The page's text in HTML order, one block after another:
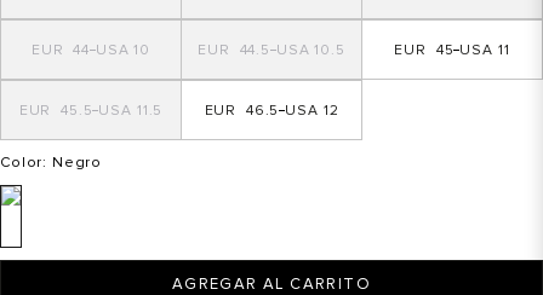
10
44 10.5
44.5 11
45
11.5
45.5 12
46.5
Color: Negro
AGREGAR AL CARRITO